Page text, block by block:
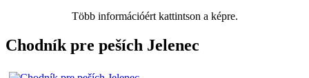
Több információért kattintson a képre.
Chodník pre peších Jelenec